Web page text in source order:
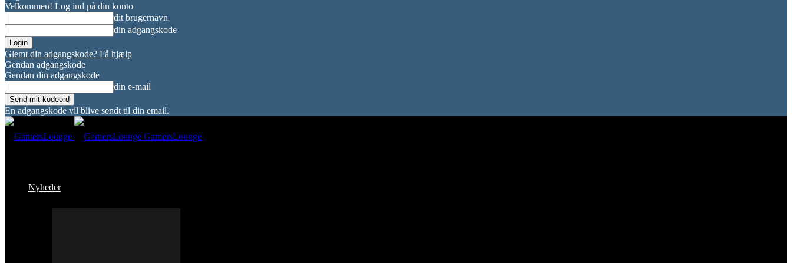
Velkommen! Log ind på din konto
dit brugernavn
din adgangskode
Glemt din adgangskode? Få hjælp
Gendan adgangskode
Gendan din adgangskode
din e-mail
En adgangskode vil blive sendt til din email.
GamersLounge
Nyheder